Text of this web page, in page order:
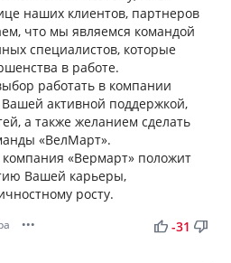
наших клиентов, партнеров
что мы являемся командой
специалистов, которые
в работе.
работать в компании
активной поддержкой,
а также желанием сделать
«ВелМарт».
«Вермарт» положит
Вашей карьеры,
росту.
••• thumb_up thumb_down
-31